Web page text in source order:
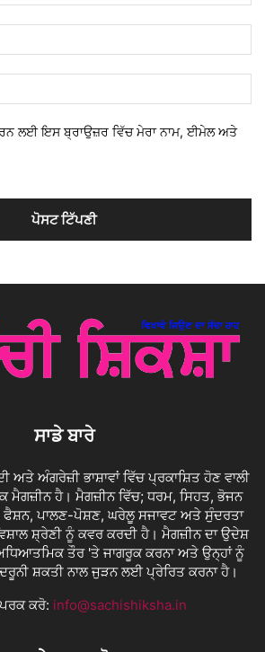
ਲਈ ਇਸ ਬ੍ਰਾਉਜ਼ਰ ਵਿੱਚ ਮੇਰਾ ਨਾਮ, ਈਮੇਲ ਅਤੇ
ਸਾਡੇ ਬਾਰੇ
ਅਤੇ ਅੰਗਰੇਜ਼ੀ ਭਾਸ਼ਾਵਾਂ ਵਿੱਚ ਪ੍ਰਕਾਸ਼ਿਤ ਹੋਣ ਵਾਲੀ
ਮੈਗਜ਼ੀਨ ਹੈ। ਮੈਗਜ਼ੀਨ ਵਿੱਚ; ਧਰਮ, ਸਿਹਤ, ਭੋਜਨ
ਫੈਸ਼ਨ, ਪਾਲਣ-ਪੋਸ਼ਣ, ਘਰੇਲੂ ਸਜਾਵਟ ਅਤੇ ਸੁੰਦਰਤਾ
ਸ਼੍ਰੇਣੀ ਨੂੰ ਕਵਰ ਕਰਦੀ ਹੈ। ਮੈਗਜ਼ੀਨ ਦਾ ਉਦੇਸ਼
ਤੌਰ 'ਤੇ ਜਾਗਰੂਕ ਕਰਨਾ ਅਤੇ ਉਨ੍ਹਾਂ ਨੂੰ
ਸ਼ਕਤੀ ਨਾਲ ਜੁੜਨ ਲਈ ਪ੍ਰੇਰਿਤ ਕਰਨਾ ਹੈ।
ਕਰੋ: info@sachishiksha.in